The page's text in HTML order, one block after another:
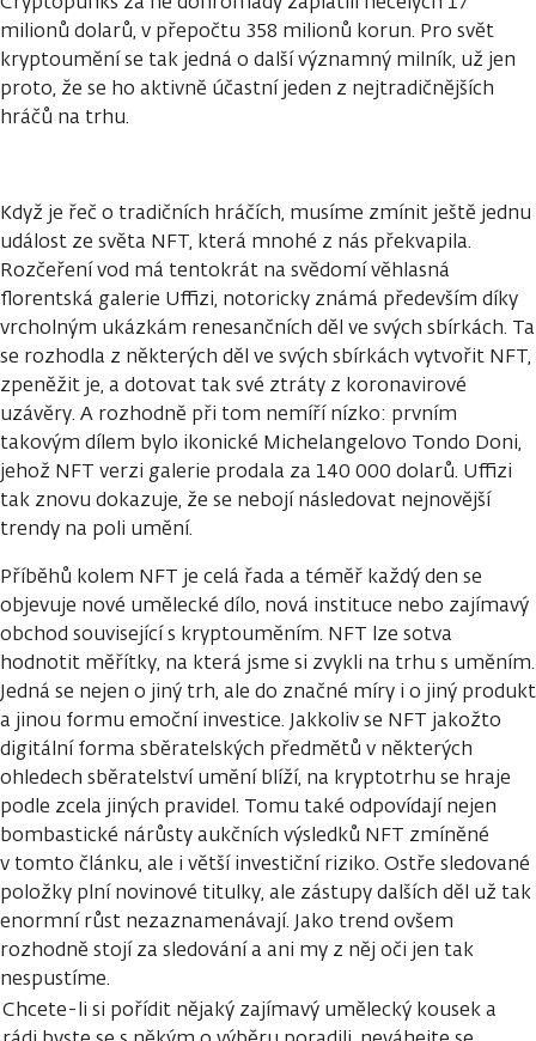
milionů dolarů, v přepočtu 358 milionů korun. Pro svět
kryptoumění se tak jedná o další významný milník, už jen
proto, že se ho aktivně účastní jeden z nejtradičnějších
hráčů na trhu.
Když je řeč o tradičních hráčích, musíme zmínit ještě jednu
událost ze světa NFT, která mnohé z nás překvapila.
Rozčeření vod má tentokrát na svědomí věhlasná
florentská galerie Uffizi, notoricky známá především díky
vrcholným ukázkám renesančních děl ve svých sbírkách. Ta
se rozhodla z některých děl ve svých sbírkách vytvořit NFT,
zpeněžit je, a dotovat tak své ztráty z koronavirové
uzávěry. A rozhodně při tom nemíří nízko: prvním
takovým dílem bylo ikonické Michelangelovo Tondo Doni,
jehož NFT verzi galerie prodala za 140 000 dolarů. Uffizi
tak znovu dokazuje, že se nebojí následovat nejnovější
trendy na poli umění.
Příběhů kolem NFT je celá řada a téměř každý den se
objevuje nové umělecké dílo, nová instituce nebo zajímavý
obchod související s kryptouměním. NFT lze sotva
hodnotit měřítky, na která jsme si zvykli na trhu s uměním.
Jedná se nejen o jiný trh, ale do značné míry i o jiný produkt
a jinou formu emoční investice. Jakkoliv se NFT jakožto
digitální forma sběratelských předmětů v některých
ohledech sběratelství umění blíží, na kryptotrhu se hraje
podle zcela jiných pravidel. Tomu také odpovídají nejen
bombastické nárůsty aukčních výsledků NFT zmíněné
v tomto článku, ale i větší investiční riziko. Ostře sledované
položky plní novinové titulky, ale zástupy dalších děl už tak
enormní růst nezaznamenávají. Jako trend ovšem
rozhodně stojí za sledování a ani my z něj oči jen tak
nespustíme.
Chcete-li si pořídit nějaký zajímavý umělecký kousek a